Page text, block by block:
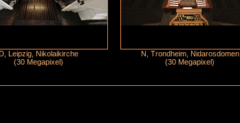
Leipzig, Nikolaikirche
(30 Megapixel)
N, Trondheim, Nidarosdomen
(30 Megapixel)